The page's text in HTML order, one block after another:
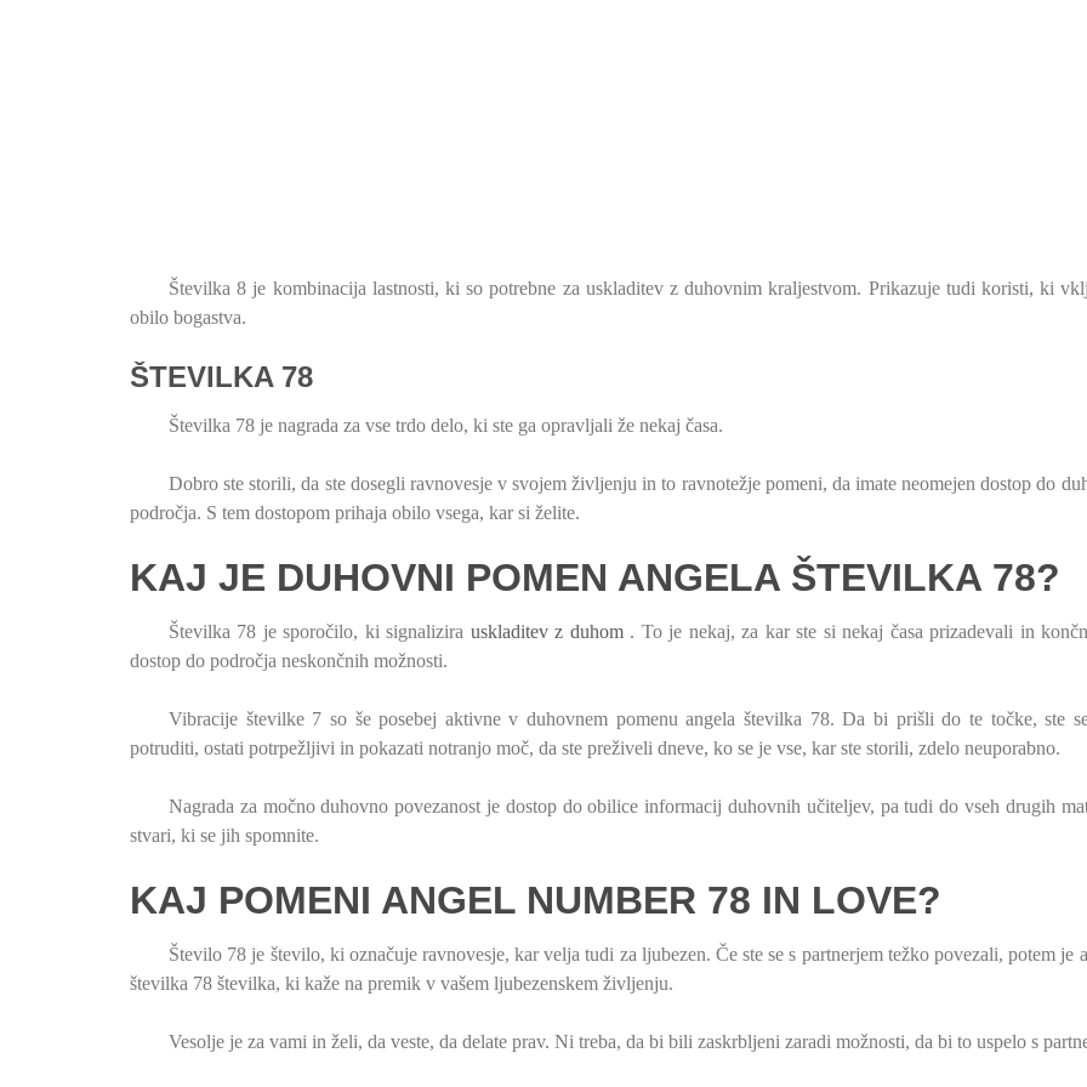
Številka 8 je kombinacija lastnosti, ki so potrebne za uskladitev z duhovnim kraljestvom. Prikazuje tudi koristi, ki
obilo bogastva.
ŠTEVILKA 78
Številka 78 je nagrada za vse trdo delo, ki ste ga opravljali že nekaj časa.
Dobro ste storili, da ste dosegli ravnovesje v svojem življenju in to ravnotežje pomeni, da imate neomejen dostop do
področja. S tem dostopom prihaja obilo vsega, kar si želite.
KAJ JE DUHOVNI POMEN ANGELA ŠTEVILKA 78?
Številka 78 je sporočilo, ki signalizira uskladitev z duhom. To je nekaj, za kar ste si nekaj časa prizadevali in
dostop do področja neskončnih možnosti.
Vibracije številke 7 so še posebej aktivne v duhovnem pomenu angela številka 78. Da bi prišli do te točke, ste
potruditi, ostati potrpežljivi in ​​pokazati notranjo moč, da ste preživeli dneve, ko se je vse, kar ste storili, zdelo neuporabno.
Nagrada za močno duhovno povezanost je dostop do obilice informacij duhovnih učiteljev, pa tudi do vseh drugih
stvari, ki se jih spomnite.
KAJ POMENI ANGEL NUMBER 78 IN LOVE?
Število 78 je število, ki označuje ravnovesje, kar velja tudi za ljubezen. Če ste se s partnerjem težko povezali, potem je
številka 78 številka, ki kaže na premik v vašem ljubezenskem življenju.
Vesolje je za vami in želi, da veste, da delate prav. Ni treba, da bi bili zaskrbljeni zaradi možnosti, da bi to uspelo s